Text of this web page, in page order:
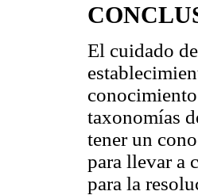
El cuidado
taxonomías
tener un
para llevar a
para la